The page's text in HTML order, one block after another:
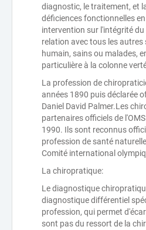
diagnostic, le traitement, et
déficiences fonctionnelles
intervention sur l'intégrité du
relation avec tous les
humain, sains ou malades,
particulière à la colonne
La profession de
années 1890 puis déclarée
Daniel David Palmer.Les
partenaires officiels de
1990. Ils sont reconnus
profession de santé
Comité international
La chiropratique:
Le diagnostique
diagnostique différentiel
profession, qui permet
sont pas du ressort de la